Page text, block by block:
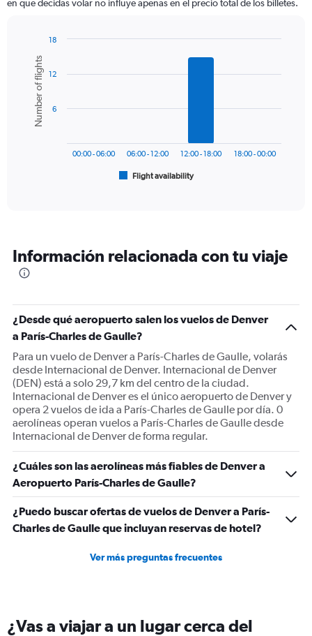
The
axis
displaying
values.
Range:
en que decidas volar no influye apenas en el precio total de los billetes.
chart
with
bars.
The
categories.
The
Y
axis
displaying
Number
of
flights.
Range:
0
to
18.
Chart
graphic.
Number of flights
Flight availability
00:00 - 06:00 06:00 - 12:00 12:00 - 18:00 18:00 - 00:00
6
12
18
Información relacionada con tu viaje
¿Desde qué aeropuerto salen los vuelos de Denver
a París-Charles de Gaulle?
Para un vuelo de Denver a París-Charles de Gaulle, volarás
desde Internacional de Denver. Internacional de Denver
(DEN) está a solo 29,7 km del centro de la ciudad.
Internacional de Denver es el único aeropuerto de Denver y
opera 2 vuelos de ida a París-Charles de Gaulle por día. 0
aerolíneas operan vuelos a París-Charles de Gaulle desde
Internacional de Denver de forma regular.
¿Cuáles son las aerolíneas más fiables de Denver a
Aeropuerto París-Charles de Gaulle?
¿Puedo buscar ofertas de vuelos de Denver a París-
Charles de Gaulle que incluyan reservas de hotel?
Ver más preguntas frecuentes
¿Vas a viajar a un lugar cerca del